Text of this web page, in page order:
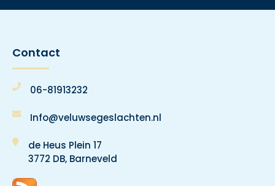
Contact
06-81913232
Info@veluwsegeslachten.nl
de Heus Plein 17
3772 DB, Barneveld